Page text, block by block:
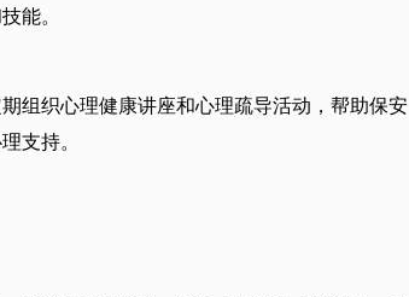
能。
组织心理健康讲座和心理疏导活动，帮助保安
支持。